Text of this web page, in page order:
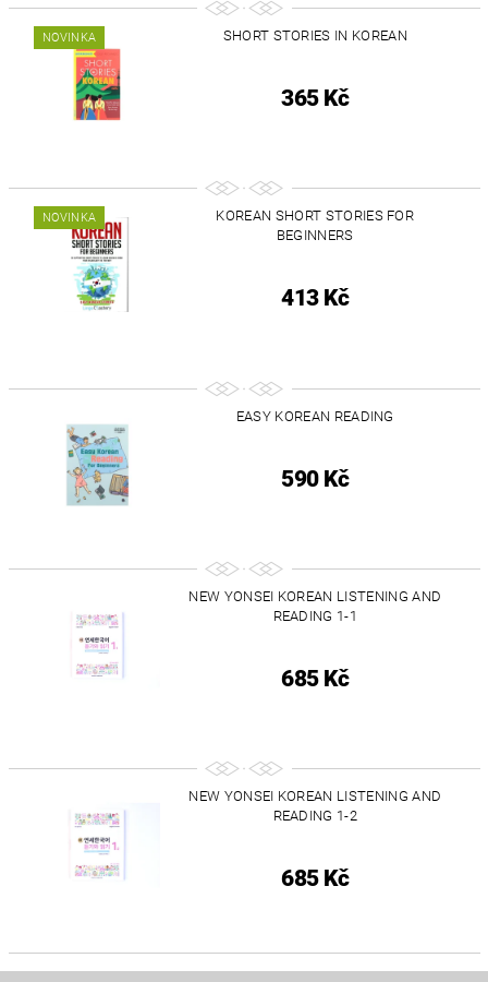
NOVINKA SHORT STORIES IN KOREAN
365 Kč
NOVINKA
KOREAN SHORT STORIES FOR
BEGINNERS
413 Kč
EASY KOREAN READING
590 Kč
NEW YONSEI KOREAN LISTENING AND
READING 1-1
685 Kč
NEW YONSEI KOREAN LISTENING AND
READING 1-2
685 Kč